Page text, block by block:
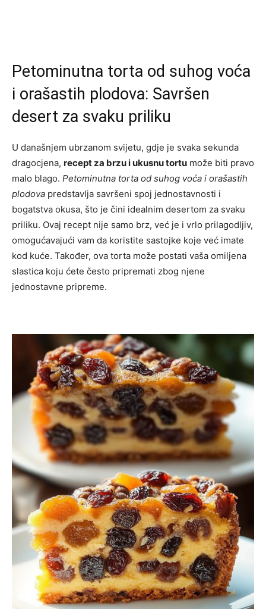
Petominutna torta od suhog voća
i orašastih plodova: Savršen
desert za svaku priliku
U današnjem ubrzanom svijetu, gdje je svaka sekunda
dragocjena, recept za brzu i ukusnu tortu može biti pravo
malo blago. Petominutna torta od suhog voća i orašastih
plodova predstavlja savršeni spoj jednostavnosti i
bogatstva okusa, što je čini idealnim desertom za svaku
priliku. Ovaj recept nije samo brz, već je i vrlo prilagodljiv,
omogućavajući vam da koristite sastojke koje već imate
kod kuće. Također, ova torta može postati vaša omiljena
slastica koju ćete često pripremati zbog njene
jednostavne pripreme.